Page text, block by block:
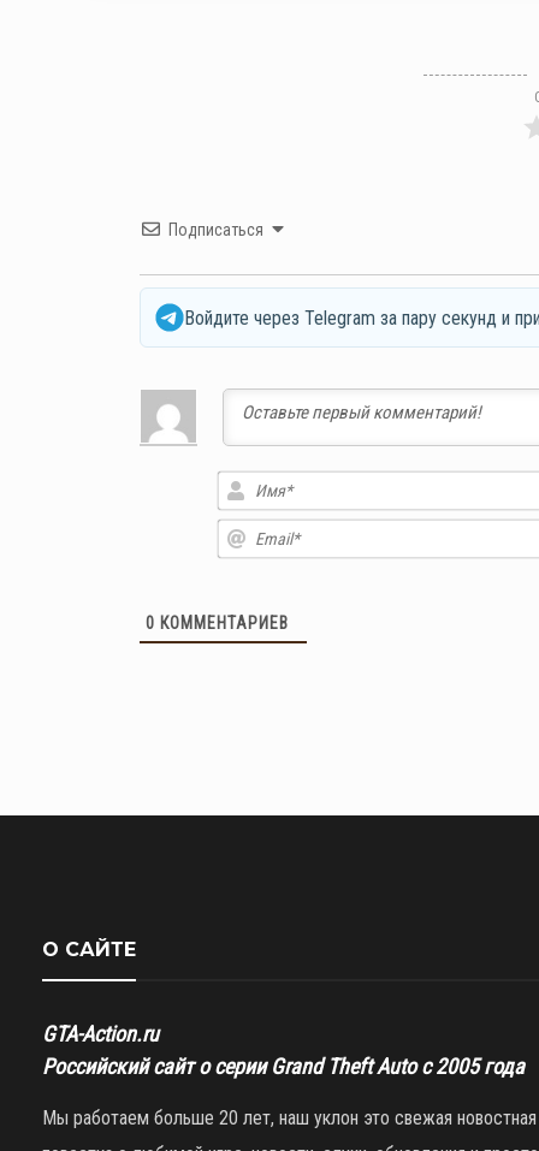
Подписаться
Войдите через Telegram за пару секунд и
0 КОММЕНТАРИЕВ
О САЙТЕ
GTA-Action.ru
Российский сайт о серии Grand Theft Auto с 2005 года
Мы работаем больше 20 лет, наш уклон это свежая новостная